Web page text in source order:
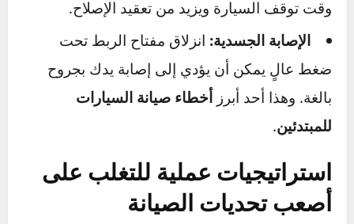
إتلاف أجزاء سليمة:
جزء صعب، قد تكسر قطعة بلاستيكية، أو تقطع
سلكاً كهربائياً، أو تتلف خرطوماً، مما يضيف مشاكل
جديدة إلى قائمتك.
المشكلة الأصلية إلى مشاكل متعددة، مما يطيل من
وقت توقف السيارة ويزيد من تعقيد الإصلاح.